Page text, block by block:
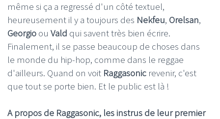
même si ça a regressé d'un côté textuel,
heureusement il y a toujours des Nekfeu, Orelsan,
Georgio ou Vald qui savent très bien écrire.
Finalement, il se passe beaucoup de choses dans
le monde du hip-hop, comme dans le reggae
d'ailleurs. Quand on voit Raggasonic revenir, c'est
que tout se porte bien. Et le public est là !
A propos de Raggasonic, les instrus de leur premier